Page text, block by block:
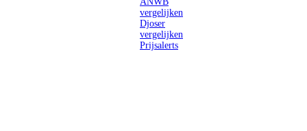
vergelijken
Djoser
vergelijken
Prijsalerts